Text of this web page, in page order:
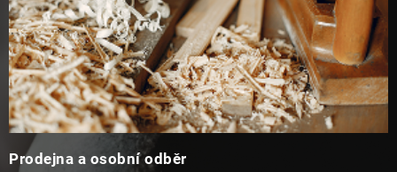
Prodejna a osobní odběr